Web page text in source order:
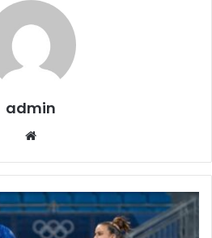
admin